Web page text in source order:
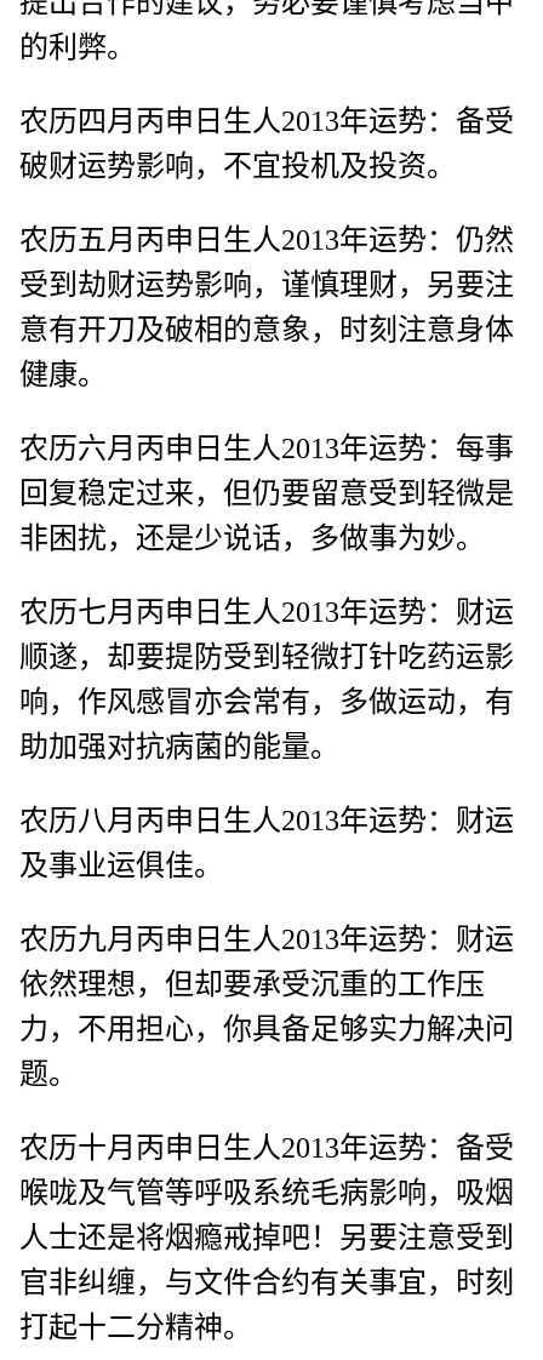
的利弊。
农历四月丙申日生人2013年运势：备受
破财运势影响，不宜投机及投资。
农历五月丙申日生人2013年运势：仍然
受到劫财运势影响，谨慎理财，另要注
意有开刀及破相的意象，时刻注意身体
健康。
农历六月丙申日生人2013年运势：每事
回复稳定过来，但仍要留意受到轻微是
非困扰，还是少说话，多做事为妙。
农历七月丙申日生人2013年运势：财运
顺遂，却要提防受到轻微打针吃药运影
响，作风感冒亦会常有，多做运动，有
助加强对抗病菌的能量。
农历八月丙申日生人2013年运势：财运
及事业运俱佳。
农历九月丙申日生人2013年运势：财运
依然理想，但却要承受沉重的工作压
力，不用担心，你具备足够实力解决问
题。
农历十月丙申日生人2013年运势：备受
喉咙及气管等呼吸系统毛病影响，吸烟
人士还是将烟瘾戒掉吧！另要注意受到
官非纠缠，与文件合约有关事宜，时刻
打起十二分精神。